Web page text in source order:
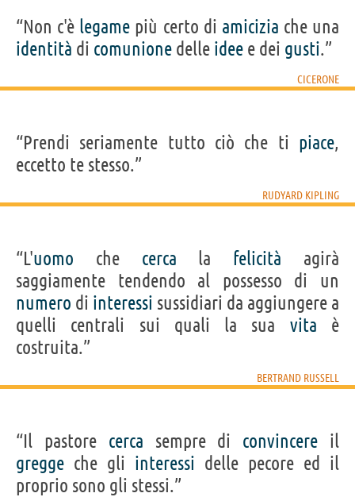
“Non c'è legame più certo di amicizia che una
identità di comunione delle idee e dei gusti.”
CICERONE
“Prendi seriamente tutto ciò che ti piace,
eccetto te stesso.”
RUDYARD KIPLING
“L'uomo che cerca la felicità agirà
saggiamente tendendo al possesso di un
numero di interessi sussidiari da aggiungere a
quelli centrali sui quali la sua vita è
costruita.”
BERTRAND RUSSELL
“Il pastore cerca sempre di convincere il
gregge che gli interessi delle pecore ed il
proprio sono gli stessi.”